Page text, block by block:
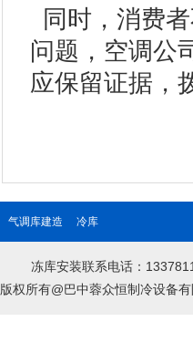
同时，消费
问题，空调公
应保留证据，
气调库建造 冷库
冻库安装联系电话：
版权所有@巴中蓉众恒制冷设备